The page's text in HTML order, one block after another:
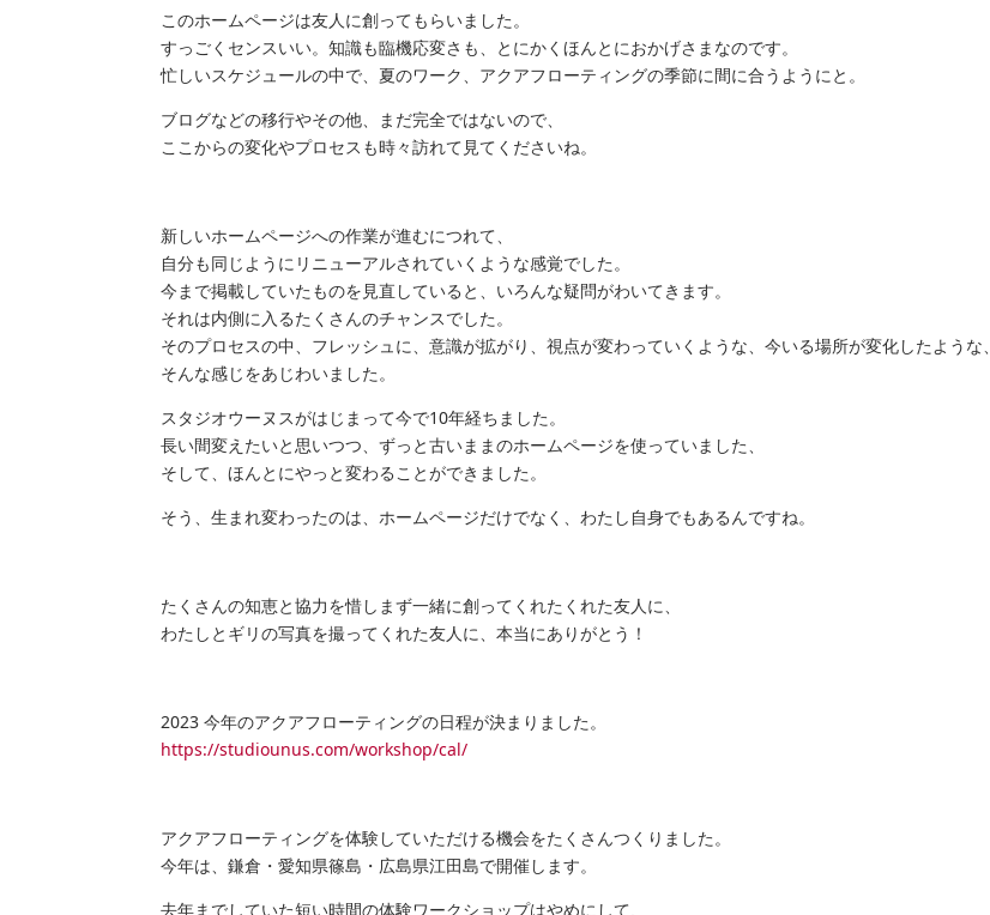
このホームページは友人に創ってもらいました。
すっごくセンスいい。知識も臨機応変さも、とにかくほんとにおかげさまなのです。
忙しいスケジュールの中で、夏のワーク、アクアフローティングの季節に間に合うようにと。
ブログなどの移行やその他、まだ完全ではないので、
ここからの変化やプロセスも時々訪れて見てくださいね。
新しいホームページへの作業が進むにつれて、
自分も同じようにリニューアルされていくような感覚でした。
今まで掲載していたものを見直していると、いろんな疑問がわいてきます。
それは内側に入るたくさんのチャンスでした。
そのプロセスの中、フレッシュに、意識が拡がり、視点が変わっていくような、今いる場所が変化したような、
そんな感じをあじわいました。
スタジオウーヌスがはじまって今で10年経ちました。
長い間変えたいと思いつつ、ずっと古いままのホームページを使っていました、
そして、ほんとにやっと変わることができました。
そう、生まれ変わったのは、ホームページだけでなく、わたし自身でもあるんですね。
たくさんの知恵と協力を惜しまず一緒に創ってくれたくれた友人に、
わたしとギリの写真を撮ってくれた友人に、本当にありがとう！
2023 今年のアクアフローティングの日程が決まりました。
https://studiounus.com/workshop/cal/
アクアフローティングを体験していただける機会をたくさんつくりました。
今年は、鎌倉・愛知県篠島・広島県江田島で開催します。
去年までしていた短い時間の体験ワークショップはやめにして、